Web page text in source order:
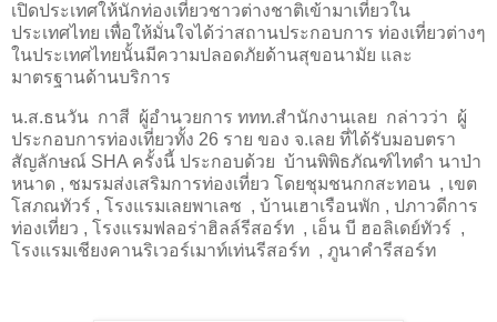
เปิดประเทศให้นักท่องเที่ยวชาวต่างชาติเข้ามาเที่ยวใน
ประเทศไทย เพื่อให้มั่นใจได้ว่าสถานประกอบการ ท่องเที่ยวต่างๆ
ในประเทศไทยนั้นมีความปลอดภัยด้านสุขอนามัย และ
มาตรฐานด้านบริการ
น.ส.ธนวัน กาสี ผู้อำนวยการ ททท.สำนักงานเลย กล่าวว่า ผู้
ประกอบการท่องเที่ยวทั้ง 26 ราย ของ จ.เลย ที่ได้รับมอบตรา
สัญลักษณ์ SHA ครั้งนี้ ประกอบด้วย บ้านพิพิธภัณฑ์ไทดำ นาป่า
หนาด , ชมรมส่งเสริมการท่องเที่ยว โดยชุมชนกกสะทอน , เขต
โสภณทัวร์ , โรงแรมเลยพาเลซ , บ้านเฮาเรือนพัก , ปภาวดีการ
ท่องเที่ยว , โรงแรมฟลอร่าฮิลล์รีสอร์ท , เอ็น บี ฮอลิเดย์ทัวร์ ,
โรงแรมเชียงคานริเวอร์เมาท์เท่นรีสอร์ท , ภูนาคำรีสอร์ท